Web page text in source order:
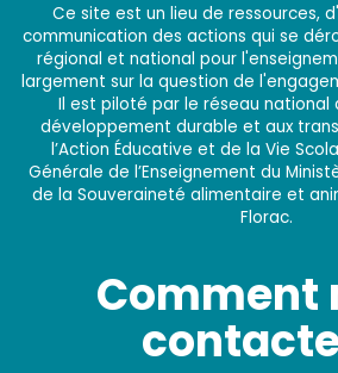
Ce site est un lieu de ressources,
communication des actions qui se
régional et national pour
largement sur la question de
Il est piloté par le réseau national
développement durable et aux
l’Action Éducative et de la Vie
Générale de l’Enseignement du
de la Souveraineté alimentaire et
Florac.
Comment